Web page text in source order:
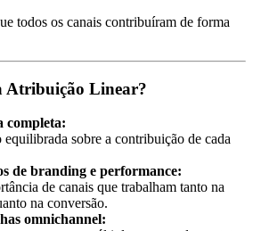
todos os canais contribuíram de forma
Atribuição Linear?
completa:
equilibrada sobre a contribuição de cada
de branding e performance:
de canais que trabalham tanto na
na conversão.
omnichannel: